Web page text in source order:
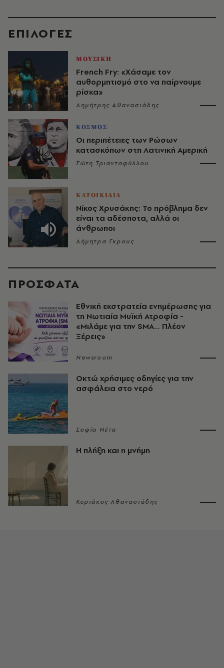
EΠΙΛΟΓΈΣ
ΜΟΥΣΙΚΗ
French Fry: «Χάσαμε τον
αυθορμητισμό στο να παίρνουμε
ρίσκα»
Δημήτρης Αθανασιάδης
ΚΟΣΜΟΣ
Οι περιπέτειες των Ρώσων
κατασκόπων στη Λατινική Αμερική
Σώτη Τριανταφύλλου
ΚΑΤΟΙΚΙΔΙΑ
Νίκος Χρυσάκης: Το πρόβλημα δεν
είναι τα αδέσποτα, αλλά οι
άνθρωποι
Δήμητρα Γκρους
ΠΡΟΣΦΑΤΑ
Εθνική εκστρατεία ενημέρωσης για
τη Νωτιαία Μυϊκή Ατροφία -
«Μιλάμε για την SMA… Πλέον
Ξέρεις»
Newsroom
Οκτώ χρήσιμες οδηγίες για την
ασφάλεια στο νερό
Σοφία Νέτα
Η πλήξη και η μνήμη
Κυριάκος Αθανασιάδης